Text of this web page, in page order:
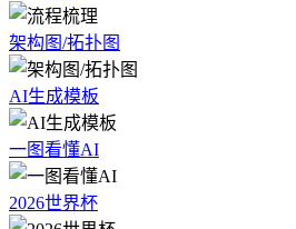
架构图/拓扑图
AI生成模板
一图看懂AI
2026世界杯